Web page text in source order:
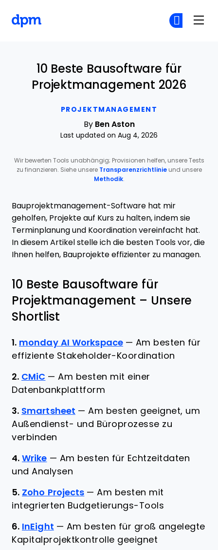
PROJEKTMANAGEMENT
10 Beste Bausoftware für
Projektmanagement 2026
By Ben Aston
Last updated on Aug 4, 2026
Wir bewerten Tools unabhängig; Provisionen helfen, unsere Tests
zu finanzieren. Siehe unsere Transparenzrichtlinieund unsere
Methodik.
Bauprojektmanagement-Software hat mir
geholfen, Projekte auf Kurs zu halten, indem sie
Terminplanung und Koordination vereinfacht hat.
In diesem Artikel stelle ich die besten Tools vor, die
Ihnen helfen, Bauprojekte effizienter zu managen.
10 Beste Bausoftware für
Projektmanagement – Unsere
Shortlist
1. monday AI Workspace — Am besten für
effiziente Stakeholder-Koordination
2. CMiC —Am besten mit einer
Datenbankplattform
3. Smartsheet — Am besten geeignet, um
Außendienst- und Büroprozesse zu
verbinden
4. Wrike — Am besten für Echtzeitdaten
und Analysen
5. Zoho Projects —Am besten mit
integrierten Budgetierungs-Tools
6. InEight — Am besten für groß angelegte
Kapitalprojektkontrolle geeignet